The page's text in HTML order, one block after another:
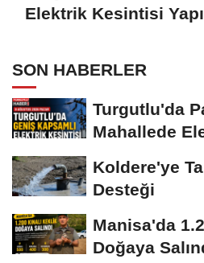
Elektrik Kesintisi
SON HABERLER
Turgutlu'da
Mahallede
Koldere'ye
Desteği
Manisa'da
Doğaya